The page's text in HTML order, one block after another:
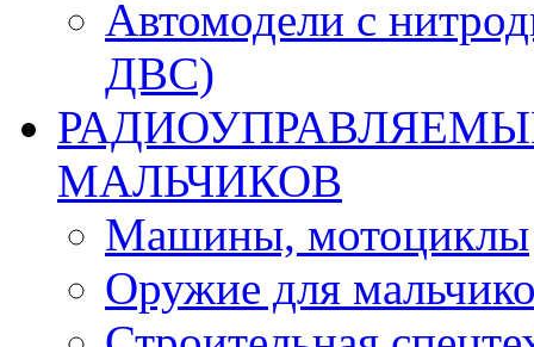
Автомодели с
ДВС)
МАЛЬЧИКОВ
Машины, мотоциклы
Оружие для